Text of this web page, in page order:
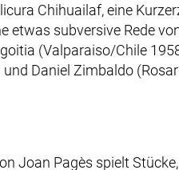
Chihuailaf, eine
etwas subversive Rede
(Valparaiso/Chile
Daniel Zimbaldo
Joan Pagès spielt